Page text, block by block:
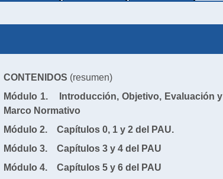
CONTENIDOS (resumen)
Módulo 1. Introducción, Objetivo, Evaluación y
Marco Normativo
Módulo 2. Capítulos 0, 1 y 2 del PAU.
Módulo 3. Capítulos 3 y 4 del PAU
Módulo 4. Capítulos 5 y 6 del PAU